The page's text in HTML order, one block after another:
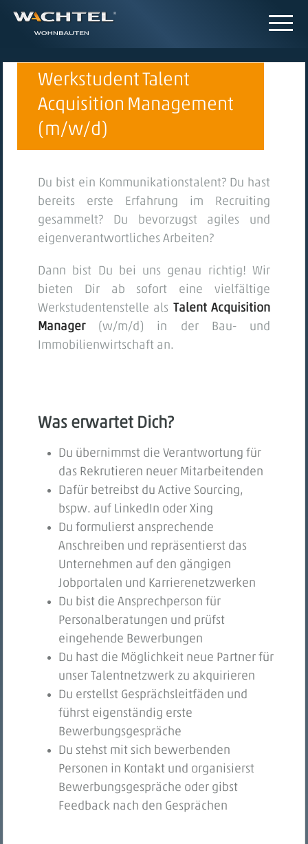
Werkstudent Talent
Acquisition Management
(m/w/d)
Du bist ein Kommunikationstalent? Du hast
bereits erste Erfahrung im Recruiting
gesammelt? Du bevorzugst agiles und
eigenverantwortliches Arbeiten?
Dann bist Du bei uns genau richtig! Wir
bieten Dir ab sofort eine vielfältige
Werkstudentenstelle als Talent Acquisition
Manager(w/m/d) in der Bau- und
Immobilienwirtschaft an.
Was erwartet Dich?
Du übernimmst die Verantwortung für
das Rekrutieren neuer Mitarbeitenden
Dafür betreibst du Active Sourcing,
bspw. auf LinkedIn oder Xing
Du formulierst ansprechende
Anschreiben und repräsentierst das
Unternehmen auf den gängigen
Jobportalen und Karrierenetzwerken
Du bist die Ansprechperson für
Personalberatungen und prüfst
eingehende Bewerbungen
Du hast die Möglichkeit neue Partner für
unser Talentnetzwerk zu akquirieren
Du erstellst Gesprächsleitfäden und
führst eigenständig erste
Bewerbungsgespräche
Du stehst mit sich bewerbenden
Personen in Kontakt und organisierst
Bewerbungsgespräche oder gibst
Feedback nach den Gesprächen